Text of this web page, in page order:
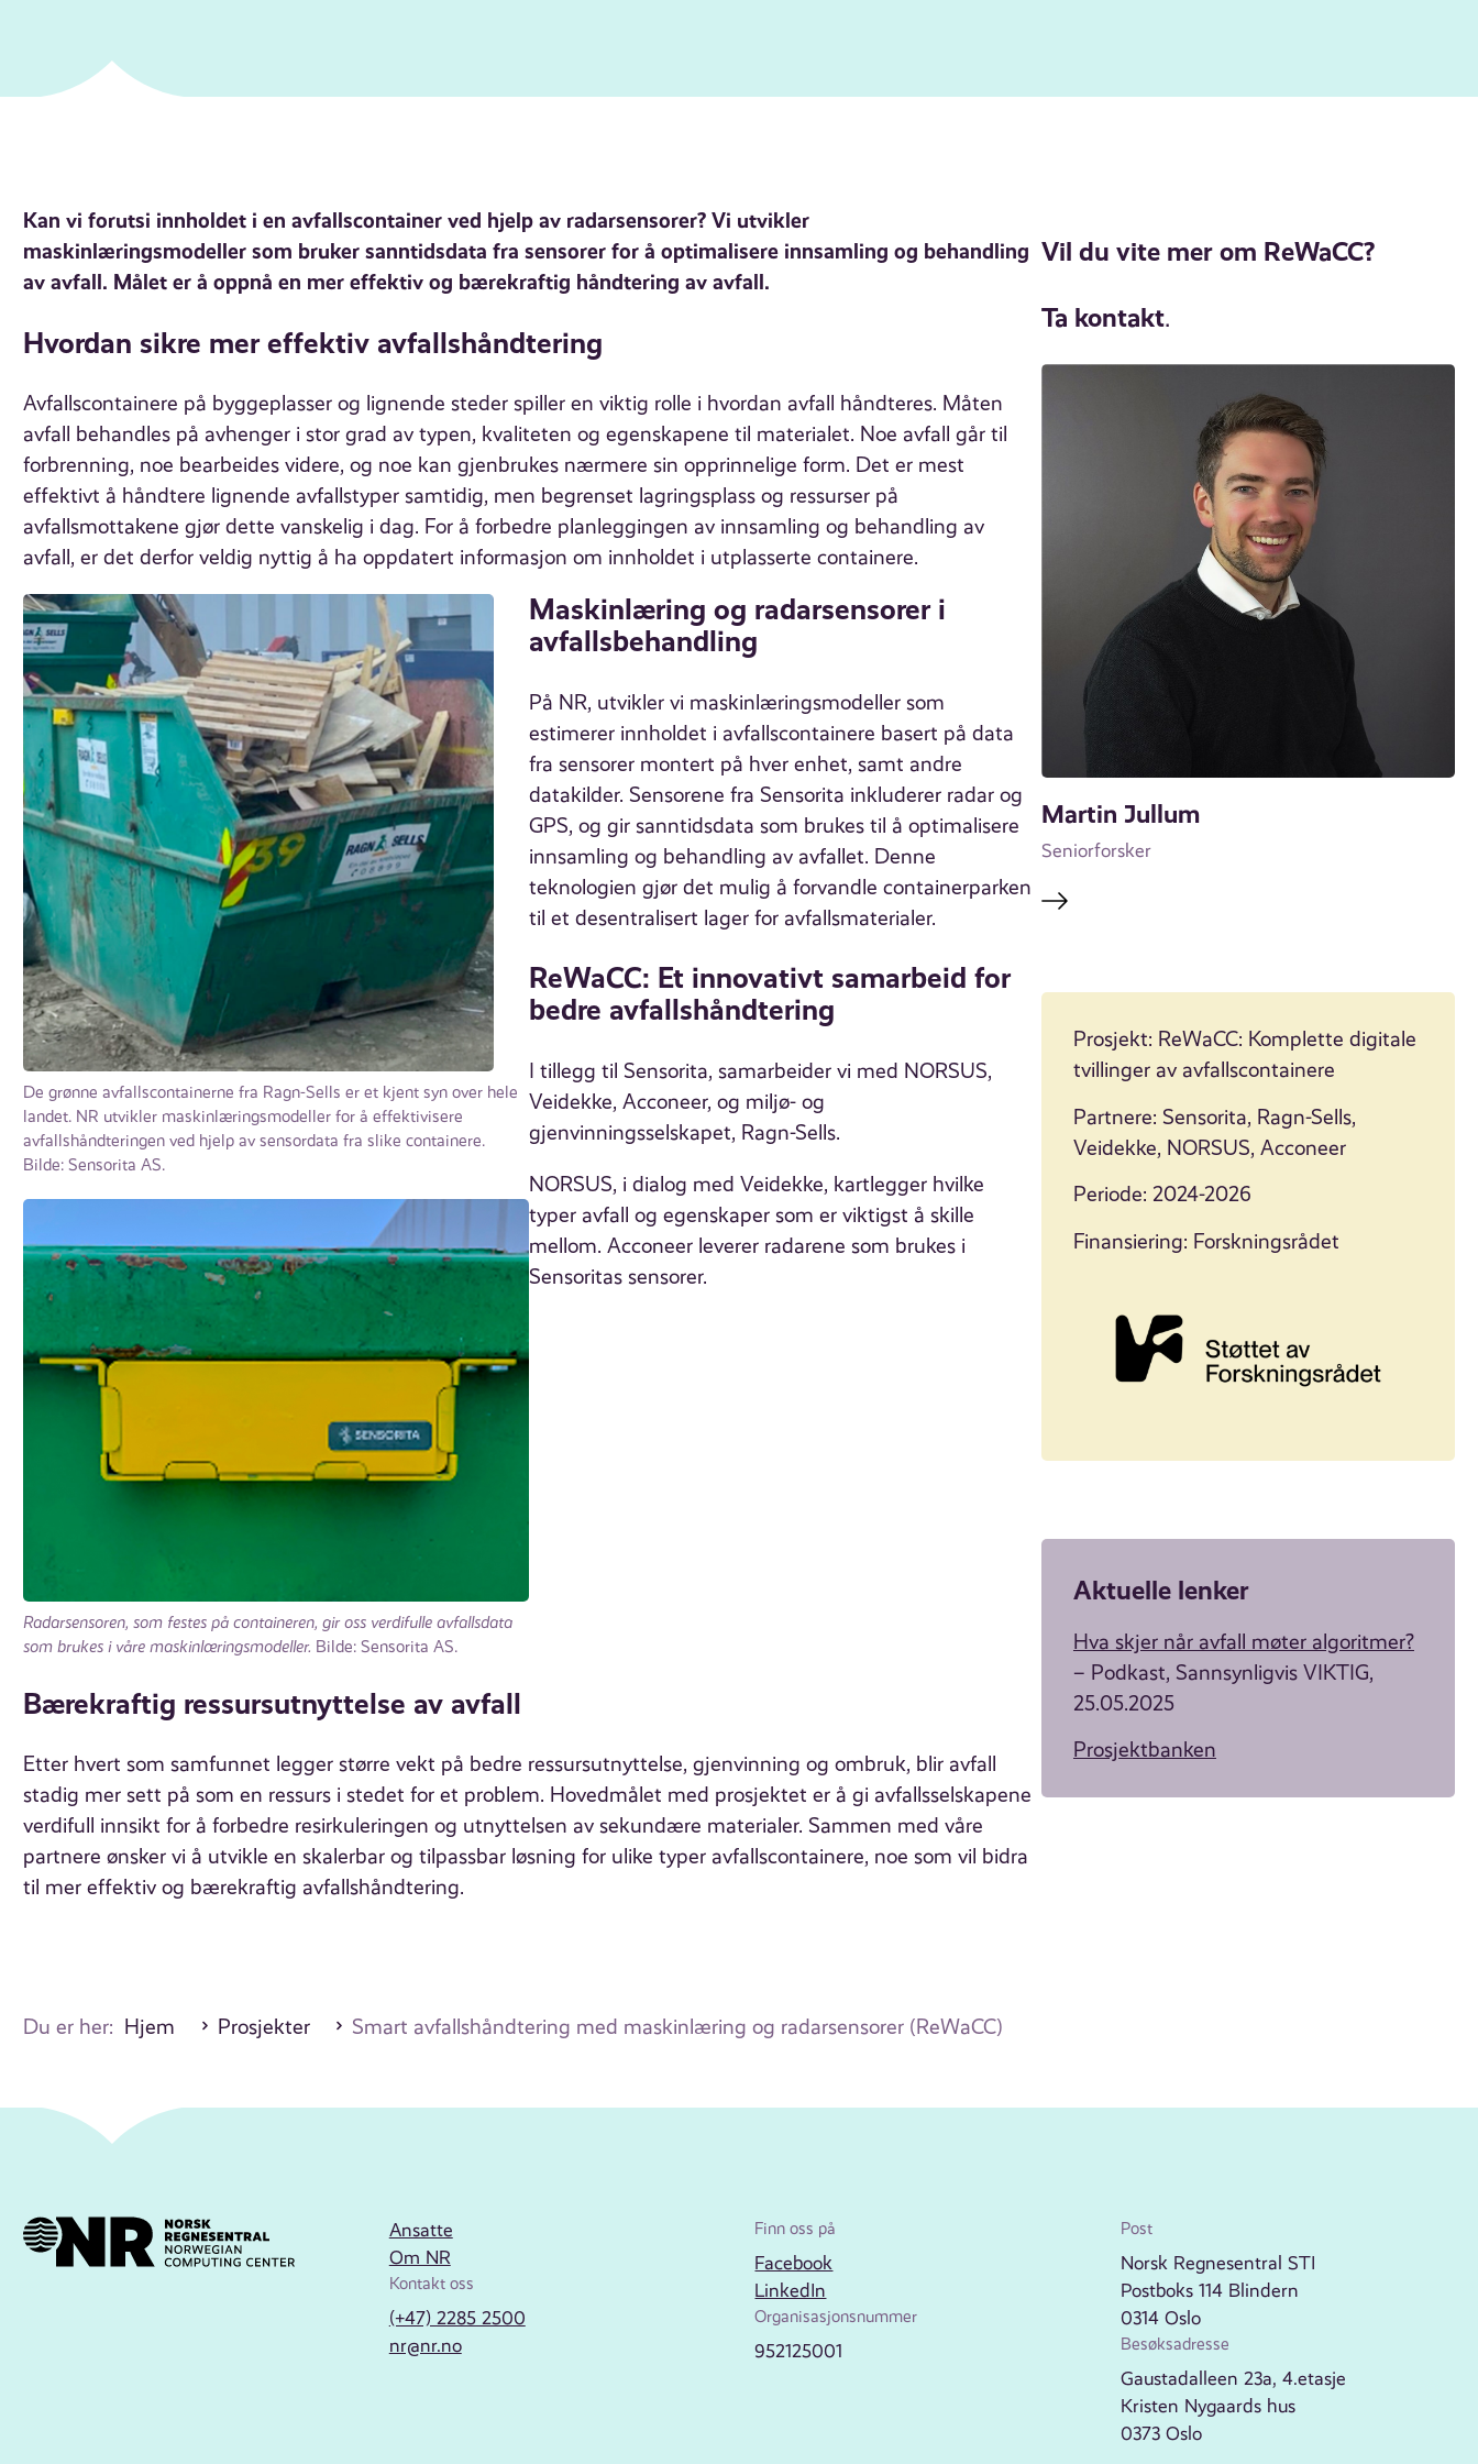
Kan vi forutsi innholdet i en avfallscontainer ved hjelp av radarsensorer? Vi utvikler
maskinlæringsmodeller som bruker sanntidsdata fra sensorer for å optimalisere innsamling og behandling
av avfall. Målet er å oppnå en mer effektiv og bærekraftig håndtering av avfall.
Hvordan sikre mer effektiv avfallshåndtering
Avfallscontainere på byggeplasser og lignende steder spiller en viktig rolle i hvordan avfall håndteres. Måten
avfall behandles på avhenger i stor grad av typen, kvaliteten og egenskapene til materialet. Noe avfall går til
forbrenning, noe bearbeides videre, og noe kan gjenbrukes nærmere sin opprinnelige form. Det er mest
effektivt å håndtere lignende avfallstyper samtidig, men begrenset lagringsplass og ressurser på
avfallsmottakene gjør dette vanskelig i dag. For å forbedre planleggingen av innsamling og behandling av
avfall, er det derfor veldig nyttig å ha oppdatert informasjon om innholdet i utplasserte containere.
De grønne avfallscontainerne fra Ragn-Sells er et kjent syn over hele
landet. NR utvikler maskinlæringsmodeller for å effektivisere
avfallshåndteringen ved hjelp av sensordata fra slike containere.
Bilde: Sensorita AS.
Radarsensoren, som festes på containeren, gir oss verdifulle avfallsdata
som brukes i våre maskinlæringsmodeller. Bilde: Sensorita AS.
Maskinlæring og radarsensorer i
avfallsbehandling
På NR, utvikler vi maskinlæringsmodeller som
estimerer innholdet i avfallscontainere basert på data
fra sensorer montert på hver enhet, samt andre
datakilder. Sensorene fra Sensorita inkluderer radar og
GPS, og gir sanntidsdata som brukes til å optimalisere
innsamling og behandling av avfallet. Denne
teknologien gjør det mulig å forvandle containerparken
til et desentralisert lager for avfallsmaterialer.
ReWaCC: Et innovativt samarbeid for
bedre avfallshåndtering
I tillegg til Sensorita, samarbeider vi med NORSUS,
Veidekke, Acconeer, og miljø- og
gjenvinningsselskapet, Ragn-Sells.
NORSUS, i dialog med Veidekke, kartlegger hvilke
typer avfall og egenskaper som er viktigst å skille
mellom. Acconeer leverer radarene som brukes i
Sensoritas sensorer.
Bærekraftig ressursutnyttelse av avfall
Etter hvert som samfunnet legger større vekt på bedre ressursutnyttelse, gjenvinning og ombruk, blir avfall
stadig mer sett på som en ressurs i stedet for et problem. Hovedmålet med prosjektet er å gi avfallsselskapene
verdifull innsikt for å forbedre resirkuleringen og utnyttelsen av sekundære materialer. Sammen med våre
partnere ønsker vi å utvikle en skalerbar og tilpassbar løsning for ulike typer avfallscontainere, noe som vil bidra
til mer effektiv og bærekraftig avfallshåndtering.
Vil du vite mer om ReWaCC?
Ta kontakt.
Martin Jullum
Seniorforsker
Prosjekt: ReWaCC: Komplette digitale
tvillinger av avfallscontainere
Partnere: Sensorita, Ragn-Sells,
Veidekke, NORSUS, Acconeer
Periode: 2024-2026
Finansiering: Forskningsrådet
Aktuelle lenker
Hva skjer når avfall møter algoritmer?
– Podkast, Sannsynligvis VIKTIG,
25.05.2025
Prosjektbanken
Du er her: Hjem Prosjekter Smart avfallshåndtering med maskinlæring og radarsensorer (ReWaCC)
Ansatte
Om NR
Kontakt oss
(+47) 2285 2500
nr@nr.no
Finn oss på
Facebook
LinkedIn
Organisasjonsnummer
952125001
Post
Norsk Regnesentral STI
Postboks 114 Blindern
0314 Oslo
Besøksadresse
Gaustadalleen 23a, 4.etasje
Kristen Nygaards hus
0373 Oslo